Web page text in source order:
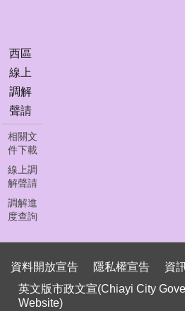
工
下
載
聯
絡
我
資
料
放
告
隱
西區
線上
調解
聲請
相關文
件下載
線上調
解聲請
調解進
度查詢
資料開放宣告 隱私權宣告
資
英文版市政文宣(Chiayi City
Website)